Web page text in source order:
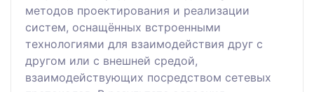
методов проектирования и реализации
систем, оснащённых встроенными
технологиями для взаимодействия друг с
другом или с внешней средой,
взаимодействующих посредством сетевых